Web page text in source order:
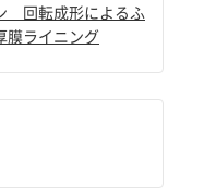
回転成形によるふ
膜ライニング